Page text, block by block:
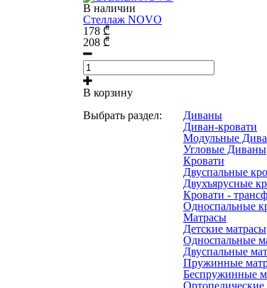
В наличии
Стеллаж NOVO
178 ₾
208 ₾
В корзину
Выбрать раздел:
Диваны
Диван-кровати
Модульные
Угловые Диваны
Кровати
Двуспальные
Двухъярусные
Кровати -
Односпальные
Матрасы
Детские матрасы
Односпальные
Двуспальные
Пружинные
Беспружинные
Ортопедические